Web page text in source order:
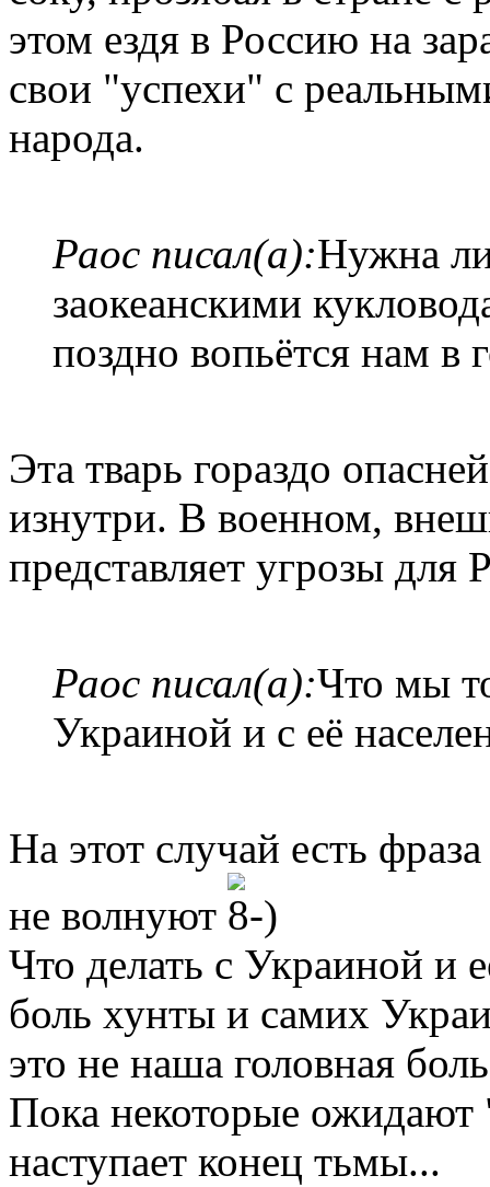
этом ездя в Россию на
свои "успехи" с
народа.
Раос писал(а):Нужна
заокеанскими
поздно вопьётся нам в
Эта тварь гораздо
изнутри. В военном,
представляет угрозы для
Раос писал(а):Что мы
Украиной и с её
На этот случай есть
не волнуют
Что делать с Украиной и
боль хунты и самих
это не наша головная
Пока некоторые ожидают
наступает конец тьмы...